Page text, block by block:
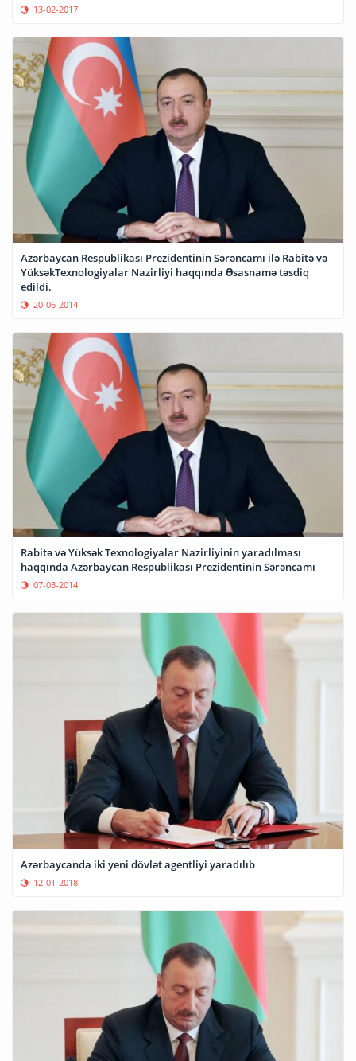
13-02-2017
Azərbaycan Respublikası Prezidentinin Sərəncamı ilə Rabitə və
YüksəkTexnologiyalar Nazirliyi haqqında Əsasnamə təsdiq
edildi.
20-06-2014
Rabitə və Yüksək Texnologiyalar Nazirliyinin yaradılması
haqqında Azərbaycan Respublikası Prezidentinin Sərəncamı
07-03-2014
Azərbaycanda iki yeni dövlət agentliyi yaradılıb
12-01-2018